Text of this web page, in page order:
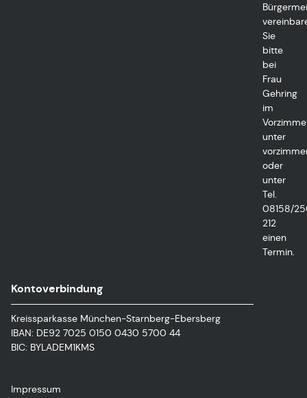
Sie
bitte
bei
Frau
Gehring
im
unter
oder
unter
Tel.
08158/
212
einen
Termin.
Kontoverbindung
Kreissparkasse München-Starnberg-Ebersberg
IBAN: DE92 7025 0150 0430 5700 44
BIC: BYLADEM1KMS
Impressum